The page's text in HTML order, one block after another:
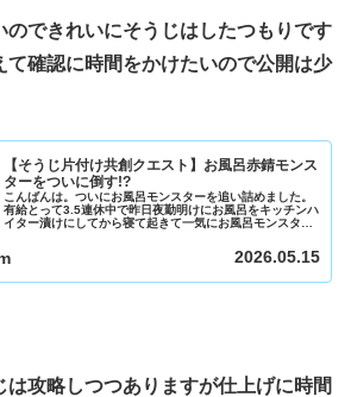
のできれいにそうじはしたつもりです
て確認に時間をかけたいので公開は少
【そうじ片付け共創クエスト】お風呂赤錆モンス
ターをついに倒す!?
こんばんは。ついにお風呂モンスターを追い詰めました。
有給とって3.5連休中で昨日夜勤明けにお風呂をキッチンハ
イター漬けにしてから寝て起きて一気にお風呂モンスター
2026.05.15
は攻略しつつありますが仕上げに時間